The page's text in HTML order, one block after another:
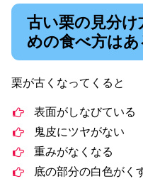
古い栗の見分
めの食べ方はあ
栗が古くなってくると
表面がしなびている
鬼皮にツヤがない
重みがなくなる
底の部分の白色がく